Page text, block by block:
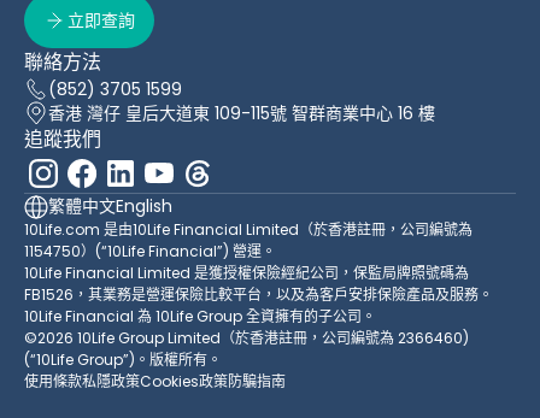
立即查詢
聯絡方法
(852) 3705 1599
香港 灣仔 皇后大道東 109-115號 智群商業中心 16 樓
追蹤我們
繁體中文English
10Life.com 是由10Life Financial Limited（於香港註冊，公司編號為
1154750）(“10Life Financial”) 營運。
10Life Financial Limited 是獲授權保險經紀公司，保監局牌照號碼為
FB1526，其業務是營運保險比較平台，以及為客戶安排保險產品及服務。
10Life Financial 為 10Life Group 全資擁有的子公司。
©2026 10Life Group Limited（於香港註冊，公司編號為 2366460)
(“10Life Group”)。版權所有。
使用條款私隱政策Cookies政策防騙指南